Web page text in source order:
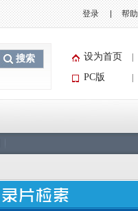
帮助
登录
搜索 设为首页
PC版